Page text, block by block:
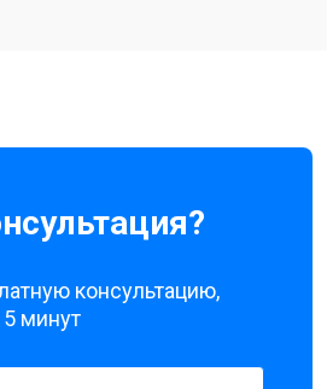
консультацию,
минут